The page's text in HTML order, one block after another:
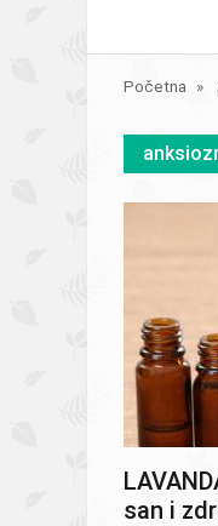
Početna
san i